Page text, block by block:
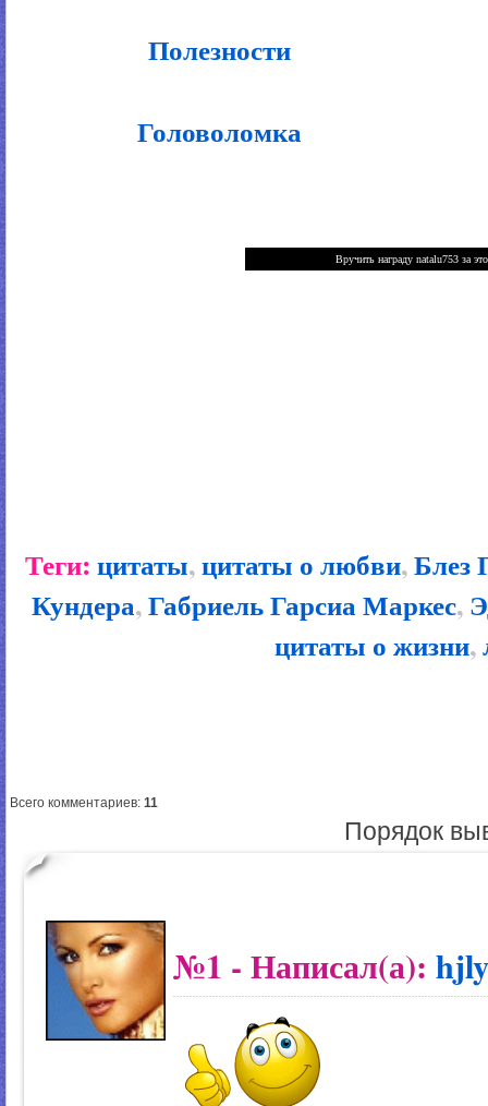
Полезности
Головоломка
Теги:цитаты,цитаты о любви,Блез
Кундера,Габриель Гарсиа Маркес,
цитаты о жизни,
Всего комментариев: 11
Порядок
№1 - Написал(а):